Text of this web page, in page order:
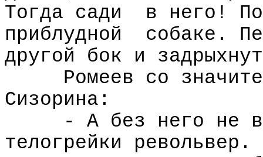
Тогда сади
в него!
приблудной
собаке.
другой бок и
Ромеев со
Сизорина:
- А без него не
телогрейки